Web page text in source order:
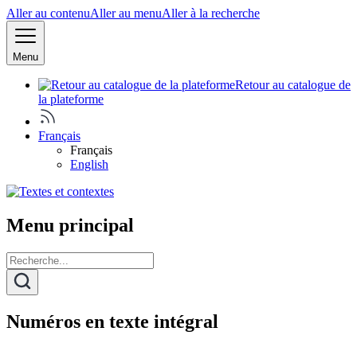
Aller au contenuAller au menuAller à la recherche
Menu
Retour au catalogue de
la plateforme
Français
Français
English
Menu principal
Numéros en texte intégral